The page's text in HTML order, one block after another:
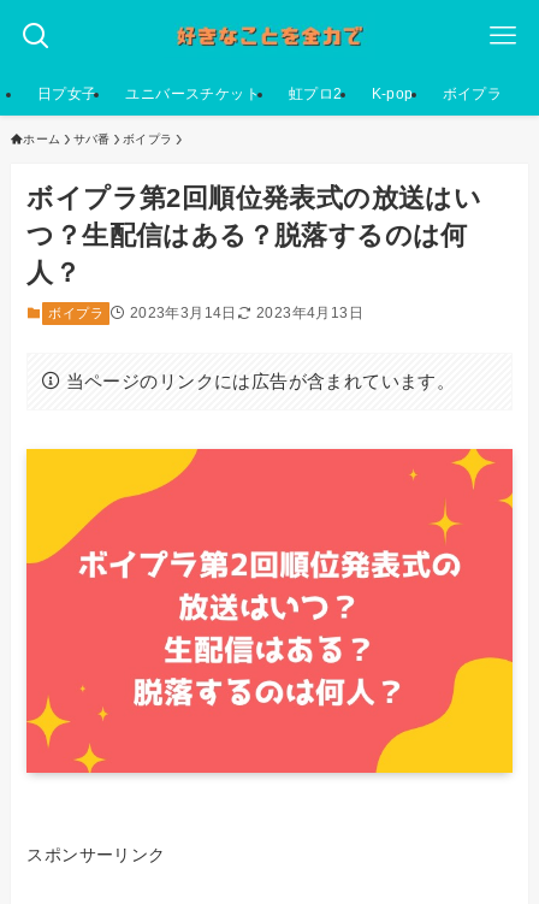
日プ女子 ユニバースチケット 虹プロ2 K-pop ボイプラ
ホーム サバ番 ボイプラ
ボイプラ第2回順位発表式の放送はい
つ？生配信はある？脱落するのは何
人？
ボイプラ 2023年3月14日 2023年4月13日
当ページのリンクには広告が含まれています。
スポンサーリンク